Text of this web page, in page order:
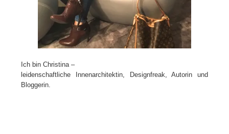
Ich bin Christina –
leidenschaftliche Innenarchitektin, Designfreak, Autorin und
Bloggerin.